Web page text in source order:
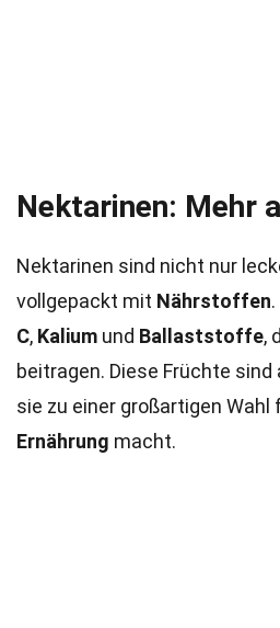
Nektarinen: Mehr
Nektarinen sind nicht nur
vollgepackt mit Nährstoffen
C, Kalium und Ballaststoffe,
beitragen. Diese Früchte
sie zu einer großartigen Wahl
Ernährung macht.